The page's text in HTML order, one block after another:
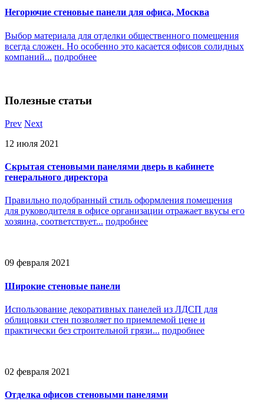
Негорючие стеновые панели для офиса, Москва
Выбор материала для отделки общественного помещения
всегда сложен. Но особенно это касается офисов солидных
компаний... подробнее
Полезные статьи
Prev Next
12 июля 2021
Скрытая стеновыми панелями дверь в кабинете
генерального директора
Правильно подобранный стиль оформления помещения
для руководителя в офисе организации отражает вкусы его
хозяина, соответствует... подробнее
09 февраля 2021
Широкие стеновые панели
Использование декоративных панелей из ЛДСП для
облицовки стен позволяет по приемлемой цене и
практически без строительной грязи... подробнее
02 февраля 2021
Отделка офисов стеновыми панелями